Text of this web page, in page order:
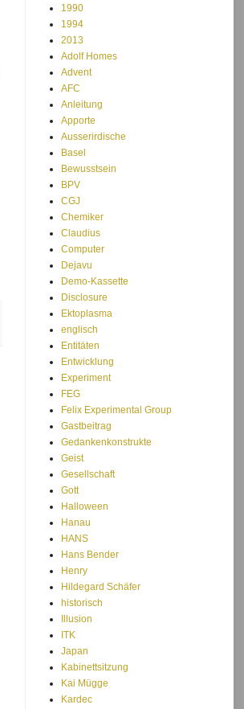
1990
1994
2013
Adolf Homes
Advent
AFC
Anleitung
Apporte
Ausserirdische
Basel
Bewusstsein
BPV
CGJ
Chemiker
Claudius
Computer
Dejavu
Demo-Kassette
Disclosure
Ektoplasma
englisch
Entitäten
Entwicklung
Experiment
FEG
Felix Experimental Group
Gastbeitrag
Gedankenkonstrukte
Geist
Gesellschaft
Gott
Halloween
Hanau
HANS
Hans Bender
Henry
Hildegard Schäfer
historisch
Illusion
ITK
Japan
Kabinettsitzung
Kai Mügge
Kardec